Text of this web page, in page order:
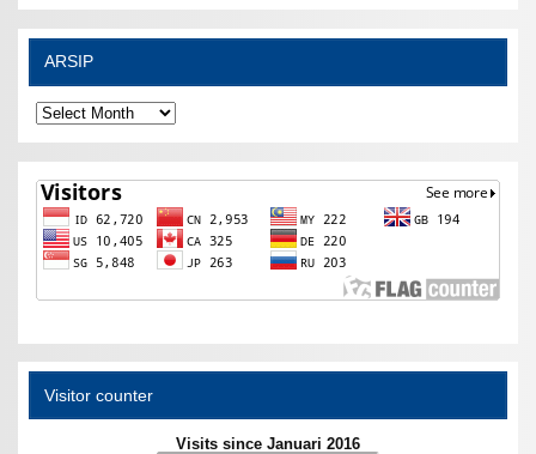
ARSIP
ARSIP
Visitor counter
Visits since Januari 2016